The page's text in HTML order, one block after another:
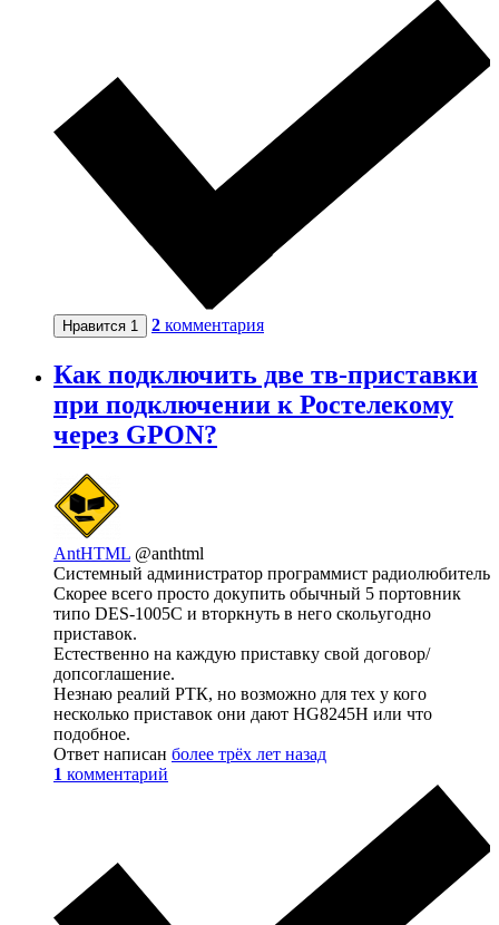
Нравится 1 2 комментария
Как подключить две тв-приставки
при подключении к Ростелекому
через GPON?
AntHTML @anthtml
Системный администратор программист радиолюбитель
Скорее всего просто докупить обычный 5 портовник
типо DES-1005C и вторкнуть в него скольугодно
приставок.
Естественно на каждую приставку свой договор/
допсоглашение.
Незнаю реалий РТК, но возможно для тех у кого
несколько приставок они дают HG8245H или что
подобное.
Ответ написан более трёх лет назад
1 комментарий